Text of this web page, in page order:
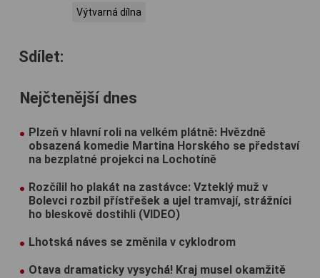
Výtvarná dílna
Sdílet:
Nejčtenější dnes
Plzeň v hlavní roli na velkém plátně: Hvězdně
obsazená komedie Martina Horského se představí
na bezplatné projekci na Lochotíně
Rozčílil ho plakát na zastávce: Vzteklý muž v
Bolevci rozbil přístřešek a ujel tramvají, strážníci
ho bleskově dostihli (VIDEO)
Lhotská náves se změnila v cyklodrom
Otava dramaticky vysychá! Kraj musel okamžitě